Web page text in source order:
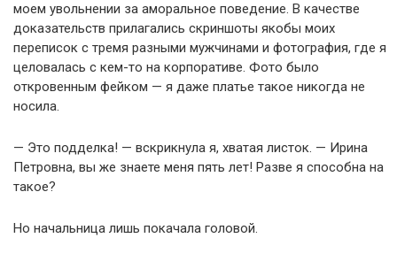
моем увольнении за аморальное поведение. В качестве
доказательств прилагались скриншоты якобы моих
переписок с тремя разными мужчинами и фотография, где я
целовалась с кем-то на корпоративе. Фото было
откровенным фейком — я даже платье такое никогда не
носила.
— Это подделка! — вскрикнула я, хватая листок. — Ирина
Петровна, вы же знаете меня пять лет! Разве я способна на
такое?
Но начальница лишь покачала головой.